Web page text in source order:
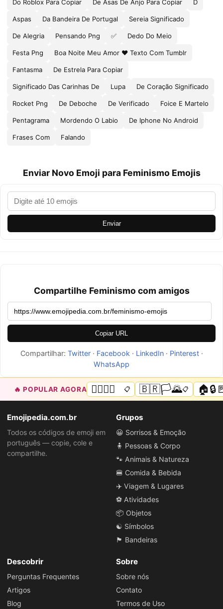
Do Roblox Para Copiar De Asas De Anjo Para Copiar D
Aspas Da Bandeira De Portugal Sereia Significado
De Alegria Pensando Png ✅ Dedo Do Meio
Festa Png Boa Noite Meu Amor ❤ Texto Com Tumblr
Fantasma De Estrela Para Copiar
Significado Das Carinhas De Lupa De Coração Significado
Rocket Png De Deboche De Verificado Foice E Martelo
Pentagrama Mordendo O Labio De Iphone No Android
Frases Com Falando
Enviar Novo Emoji para Feminismo Emojis
Enviar
Compartilhe Feminismo com amigos
Copiar URL
Compartilhar: Twitter· Facebook · LinkedIn· Pinterest·
WhatsApp
🔥 POPULAR AGORA 🏳️‍🌈🌈💜📋 🇧🇷🏳️🌄📋
Emojipedia.com.br
Todos os códigos de emoji em
português — copie, cole e
compartilhe.
Grupos
😀 Sorrisos & Emoção
🧍 Pessoas & Corpo
🐾 Animais & Natureza
🍔 Comida & Bebida
✈️ Viagem & Lugares
⚽ Atividades
📦 Objetos
☯️ Símbolos
🏴 Bandeiras
Descobrir
Perguntas Frequentes
Artigos
Blog
Sobre
Sobre nós
Contato
Termos de Uso